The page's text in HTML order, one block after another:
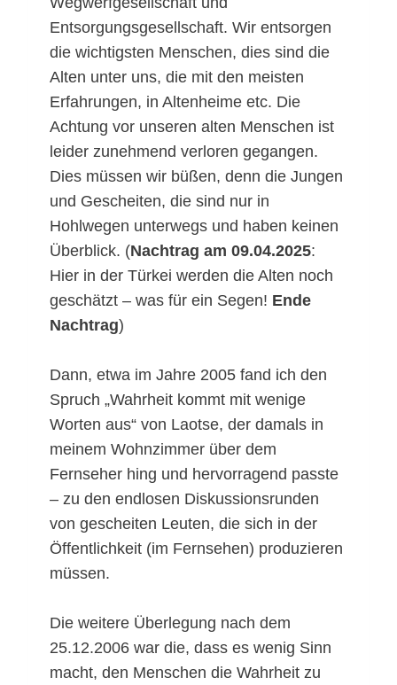
Entsorgungsgesellschaft. Wir entsorgen
die wichtigsten Menschen, dies sind die
Alten unter uns, die mit den meisten
Erfahrungen, in Altenheime etc. Die
Achtung vor unseren alten Menschen ist
leider zunehmend verloren gegangen.
Dies müssen wir büßen, denn die Jungen
und Gescheiten, die sind nur in
Hohlwegen unterwegs und haben keinen
Überblick. (Nachtrag am 09.04.2025:
Hier in der Türkei werden die Alten noch
geschätzt – was für ein Segen! Ende
Nachtrag)
Dann, etwa im Jahre 2005 fand ich den
Spruch „Wahrheit kommt mit wenige
Worten aus“ von Laotse, der damals in
meinem Wohnzimmer über dem
Fernseher hing und hervorragend passte
– zu den endlosen Diskussionsrunden
von gescheiten Leuten, die sich in der
Öffentlichkeit (im Fernsehen) produzieren
müssen.
Die weitere Überlegung nach dem
25.12.2006 war die, dass es wenig Sinn
macht, den Menschen die Wahrheit zu